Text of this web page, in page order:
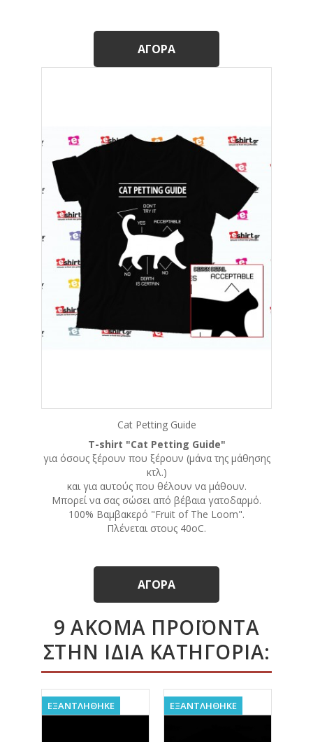
ΑΓΟΡΆ
Cat Petting Guide
T-shirt "Cat Petting Guide"
για όσους ξέρουν που ξέρουν (μάνα της μάθησης
κτλ.)
και για αυτούς που θέλουν να μάθουν.
Μπορεί να σας σώσει από βέβαια γατοδαρμό.
100% Βαμβακερό "Fruit of The Loom".
Πλένεται στους 40οC.
ΑΓΟΡΆ
9 ΑΚΌΜΑ ΠΡΟΪΌΝΤΑ
ΣΤΗΝ ΊΔΙΑ ΚΑΤΗΓΟΡΊΑ:
ΕΞΑΝΤΛΗΘΗΚΕ ΕΞΑΝΤΛΗΘΗΚΕ